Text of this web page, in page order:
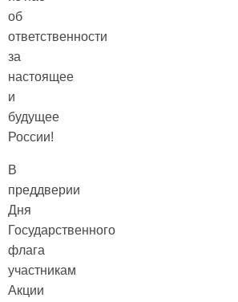
об
ответственности
за
настоящее
и
будущее
России!
В
преддверии
Дня
Государственного
флага
участникам
Акции